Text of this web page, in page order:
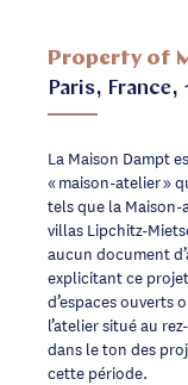
Property of
Paris, France,
La Maison Dampt
« maison-atelier »
tels que la Maison-
villas Lipchitz-
aucun document
explicitant ce
d’espaces ouverts
l’atelier situé au
dans le ton des
cette période.